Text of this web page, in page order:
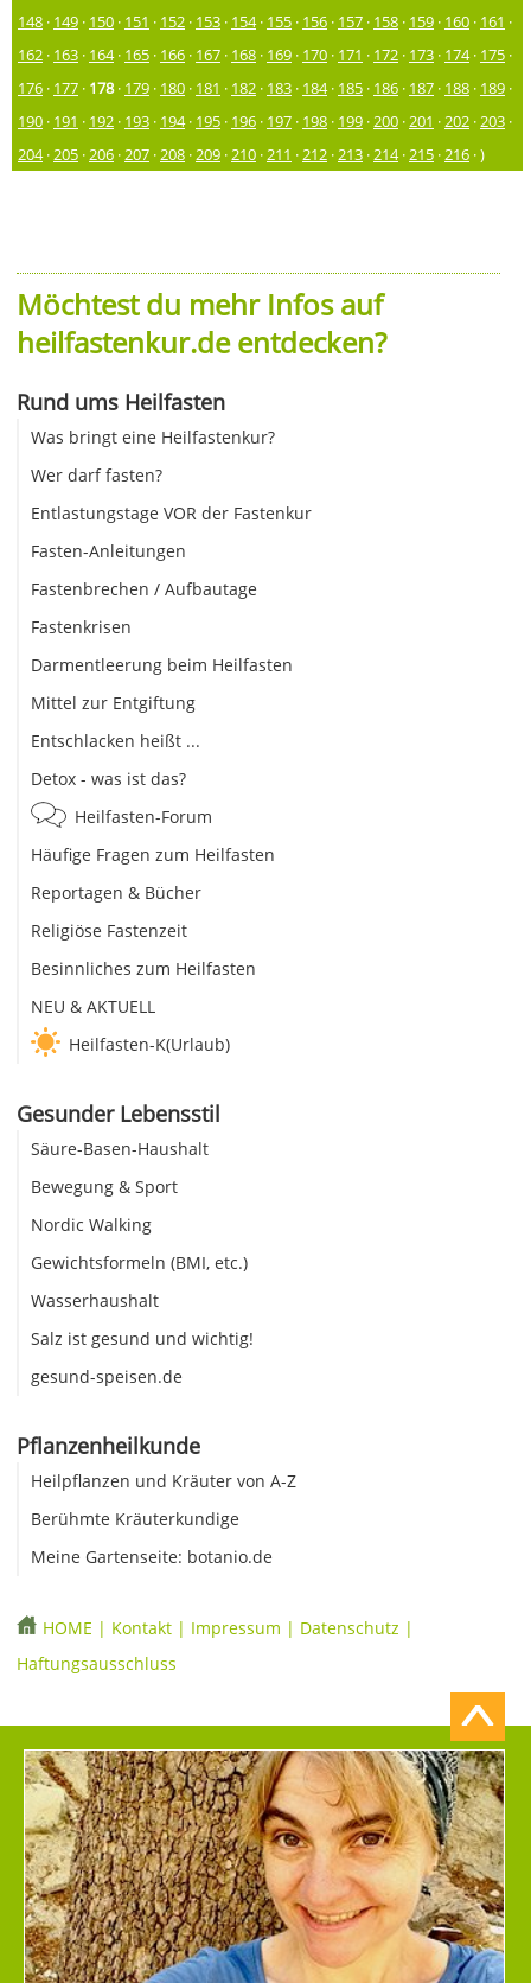
148 · 149 · 150 · 151 · 152 · 153 · 154· 155 · 156 · 157 · 158 · 159 · 160 · 161 ·
162 · 163 · 164· 165 · 166 · 167 · 168 · 169 · 170 · 171 · 172 · 173 · 174· 175 ·
176 · 177 · 178· 179 · 180 · 181 · 182 · 183 · 184· 185 · 186 · 187 · 188 · 189 ·
190 · 191 · 192 · 193 · 194· 195 · 196 · 197 · 198 · 199 ·200 ·201 ·202 ·203 ·
204·205 ·206 ·207 ·208 ·209 ·210 ·211 ·212 ·213 ·214·215 ·216 · )
Möchtest du mehr Infos auf
heilfastenkur.de entdecken?
Rund ums Heilfasten
Was bringt eine Heilfastenkur?
Wer darf fasten?
Entlastungstage VOR der Fastenkur
Fasten-Anleitungen
Fastenbrechen / Aufbautage
Fastenkrisen
Darmentleerung beim Heilfasten
Mittel zur Entgiftung
Entschlacken heißt ...
Detox - was ist das?
Heilfasten-Forum
Häufige Fragen zum Heilfasten
Reportagen & Bücher
Religiöse Fastenzeit
Besinnliches zum Heilfasten
NEU & AKTUELL
Heilfasten-K(Urlaub)
Gesunder Lebensstil
Säure-Basen-Haushalt
Bewegung & Sport
Nordic Walking
Gewichtsformeln (BMI, etc.)
Wasserhaushalt
Salz ist gesund und wichtig!
gesund-speisen.de
Pflanzenheilkunde
Heilpflanzen und Kräuter von A-Z
Berühmte Kräuterkundige
Meine Gartenseite: botanio.de
HOME | Kontakt | Impressum | Datenschutz |
Haftungsausschluss